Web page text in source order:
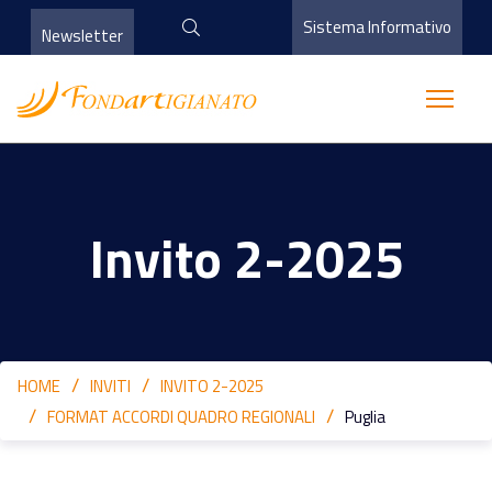
Newsletter Sistema Informativo
Invito 2-2025
HOME INVITI
INVITO 2-2025
FORMAT ACCORDI QUADRO REGIONALI
Puglia